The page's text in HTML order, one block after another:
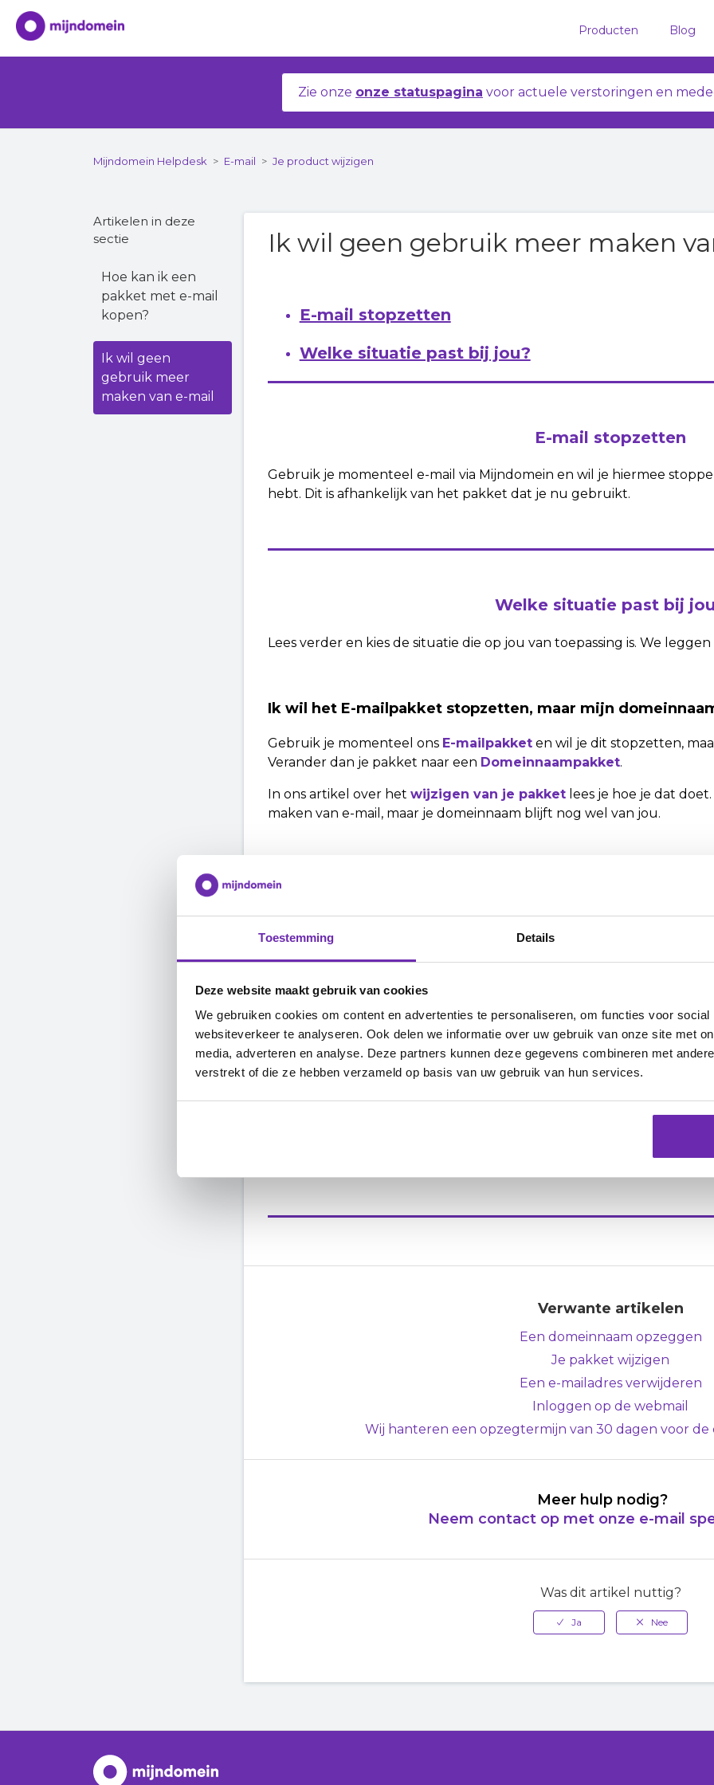
Toestemming Details
Deze website maakt gebruik van cookies
We gebruiken cookies om content en advertenties te personaliseren, om functies voor social
websiteverkeer te analyseren. Ook delen we informatie over uw gebruik van onze site met
media, adverteren en analyse. Deze partners kunnen deze gegevens combineren met
verstrekt of die ze hebben verzameld op basis van uw gebruik van hun services.
Producten Blog
Zie onze onze statuspagina voor actuele verstoringen en
Mijndomein Helpdesk E-mail Je product wijzigen
Artikelen in deze
sectie
Hoe kan ik een
pakket met e-mail
kopen?
Ik wil geen
gebruik meer
maken van e-mail
Ik wil geen gebruik meer maken
E-mail stopzetten
Welke situatie past bij jou?
E-mail stopzetten
Gebruik je momenteel e-mail via Mijndomein en wil je hiermee
hebt. Dit is afhankelijk van het pakket dat je nu gebruikt.
Welke situatie past bij
Lees verder en kies de situatie die op jou van toepassing is. We
Ik wil het E-mailpakket stopzetten, maar mijn
Gebruik je momenteel ons E-mailpakketen wil je dit stopzetten,
Verander dan je pakket naar een Domeinnaampakket.
In ons artikel over het wijzigen van je pakketlees je hoe je dat
maken van e-mail, maar je domeinnaam blijft nog wel van jou.
Ik wil zowel het E-mailpakket als mijn domeinnaam
Heb je eenE-mailpakketen wil je zowel stoppen met e-mail als
artikel over het
opzeggen van je domeinnaam leggen we stap
Ik heb een ander pakket en wil stoppen met e-mail
Heb je een ander pakket waarin e-mail inbegrepen is, zoals
Managed WooCommerce? Bij deze pakketten krijg je standaard de
maken en te beheren. Je kan e-mail daaromnietuit je pakket
Heb je e-mailadressen aangemaakt op jouw domeinnaam die je niet
. Als je in de toekomst toch weer
Verwante artikelen
Een domeinnaam opzeggen
Je pakket wijzigen
Een e-mailadres verwijderen
Inloggen op de webmail
Wij hanteren een opzegtermijn van 30 dagen voor
Meer hulp nodig?
Neem contact op met onze e-mail
Was dit artikel nuttig?